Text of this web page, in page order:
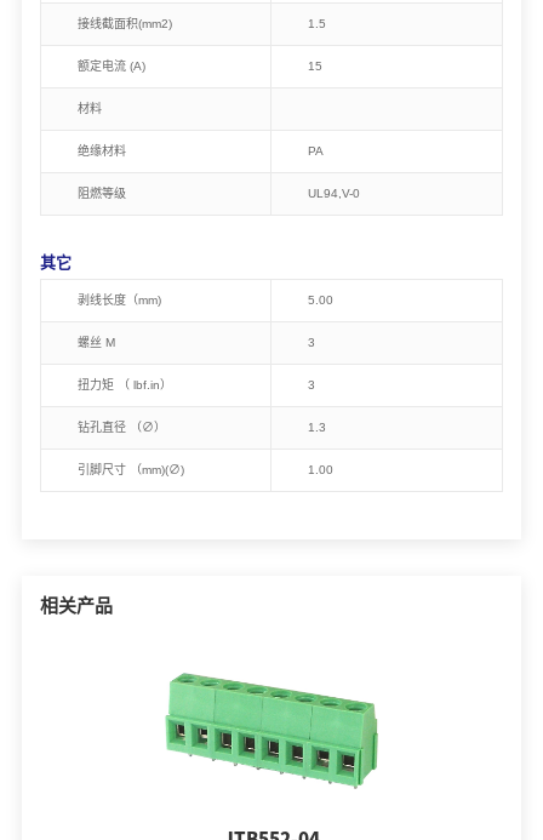
相关产品
接线截面积(mm2) 1.5
额定电流 (A) 15
材料
绝缘材料 PA
阻燃等级 UL94,V-0
其它
剥线长度（mm) 5.00
螺丝 M 3
扭力矩 （ lbf.in） 3
钻孔直径 （∅） 1.3
引脚尺寸 （mm)(∅) 1.00